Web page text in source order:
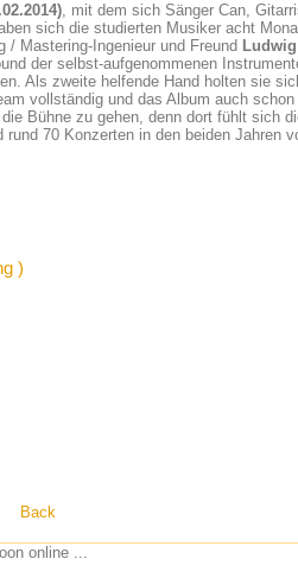
, mit dem sich Sänger Can,
sich die studierten Musiker acht
Mastering-Ingenieur und Freund
der selbst-aufgenommenen
Als zweite helfende Hand holten sie
vollständig und das Album auch
Bühne zu gehen, denn dort fühlt sich
70 Konzerten in den beiden Jahren
)
Back
online ...